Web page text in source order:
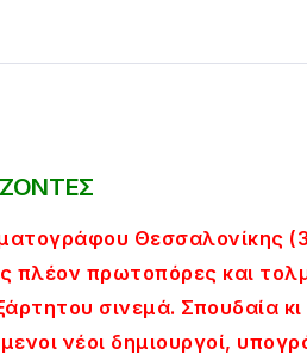
Θεσσαλονίκης
πλέον πρωτοπόρες και
σινεμά. Σπουδαία κι
νέοι δημιουργοί,